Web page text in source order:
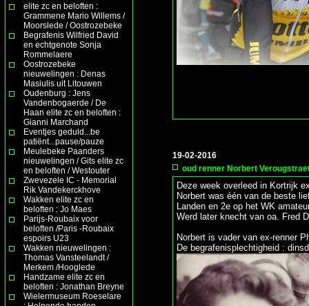
elite zc en beloften :
Grammene Mario Willems /
Moorslede / Oostrozebeke
Begrafenis Wilfried David
en echtgenote Sonja
Rommelaere
Oostrozebeke
nieuwelingen : Denas
Masiulis uit Litouwen
Oudenburg : Jens
Vandenbogaerde / De
Haan elite zc en beloften :
Gianni Marchand
Eventjes geduld...be
patiënt...pause/pauze
Meulebeke Paanders
nieuwelingen / Gits elite zc
en beloften / Westouter
Zwevezele IC - Memorial
Rik Vandekerckhove
Wakken elite zc en
beloften : Jo Maes
Parijs-Roubaix voor
beloften /Paris -Roubaix
espoirs U23
Wakken nieuwelingen :
Thomas Vansteelandt /
Merkem /Hooglede
Handzame elite zc en
beloften : Jonathan Breyne
Wielermuseum Roeselare
19-02-2016
oud renner Norbert
Deze week overleed in Kortrijk
Norbert was één van de beste
Landen en 2e op het WK
Werd later knecht van oa. Fred
Norbert is vader van ex-renner
De begrafenisplechtigheid :